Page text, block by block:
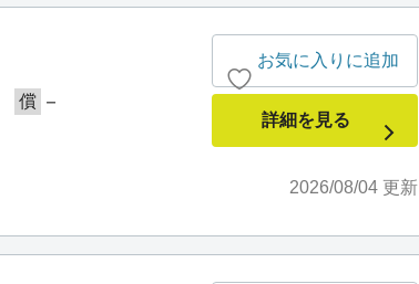
償 －
2026/08/04 更新
お気に入りに追加
詳細を見る